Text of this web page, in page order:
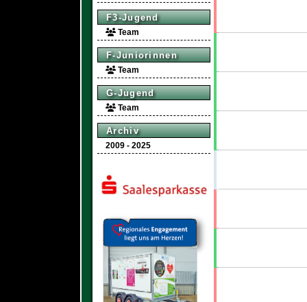
F3-Jugend
Team
F-Juniorinnen
Team
G-Jugend
Team
Archiv
2009 - 2025